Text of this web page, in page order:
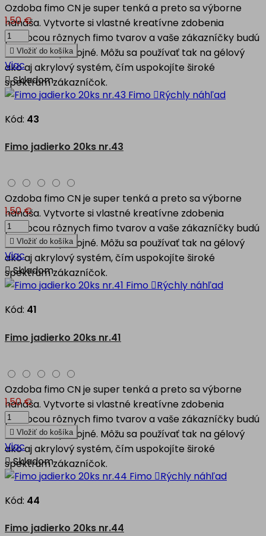
Ozdoba fimo CN je super tenká a preto sa výborne
nanáša. Vytvorte si vlastné kreatívne zdobenia
pomocou rôznych fimo tvarov a vaše zákazníčky budú
nad mieru spokojné. Môžu sa používať tak na gélový
ako aj akrylový systém, čím uspokojíte široké
spektrum zákazníčok.
1,50 €
 Vložiť do košíka
Viac
Skladom
Rýchly náhľad
Kód: 43
Fimo jadierko 20ks nr.43
Ozdoba fimo CN je super tenká a preto sa výborne
nanáša. Vytvorte si vlastné kreatívne zdobenia
pomocou rôznych fimo tvarov a vaše zákazníčky budú
nad mieru spokojné. Môžu sa používať tak na gélový
ako aj akrylový systém, čím uspokojíte široké
spektrum zákazníčok.
1,50 €
 Vložiť do košíka
Viac
Skladom
Rýchly náhľad
Kód: 41
Fimo jadierko 20ks nr.41
Ozdoba fimo CN je super tenká a preto sa výborne
nanáša. Vytvorte si vlastné kreatívne zdobenia
pomocou rôznych fimo tvarov a vaše zákazníčky budú
nad mieru spokojné. Môžu sa používať tak na gélový
ako aj akrylový systém, čím uspokojíte široké
spektrum zákazníčok.
1,50 €
 Vložiť do košíka
Viac
Skladom
Rýchly náhľad
Kód: 44
Fimo jadierko 20ks nr.44